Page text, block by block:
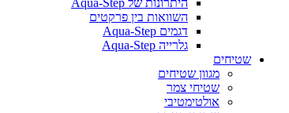
היתרונות של Aqua-Step
השוואות בין פרקטים
דגמים Aqua-Step
גלרייה Aqua-Step
שטיחים
מגוון שטיחים
שטיחי צמר
אולטימטיבי